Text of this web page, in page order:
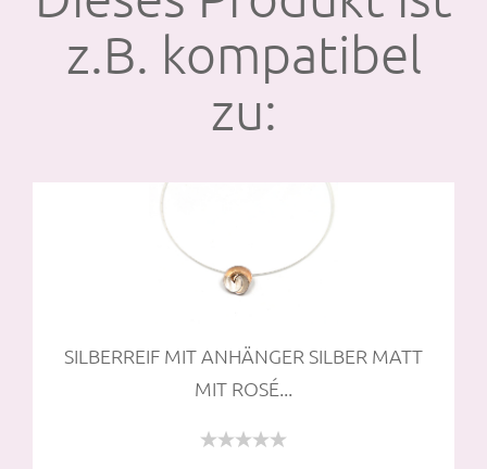
z.B. kompatibel
zu:
SIL­BER­REIF MIT AN­HÄN­GER SIL­BER MATT
MIT ROSÉ...